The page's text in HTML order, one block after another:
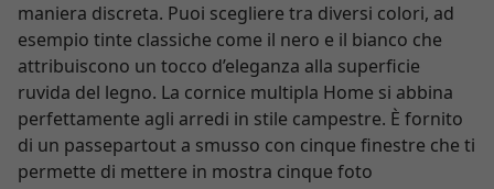
maniera discreta. Puoi scegliere tra diversi colori, ad
esempio tinte classiche come il nero e il bianco che
attribuiscono un tocco d’eleganza alla superficie
ruvida del legno. La cornice multipla Home si abbina
perfettamente agli arredi in stile campestre. È fornito
di un passepartout a smusso con cinque finestre che ti
permette di mettere in mostra cinque foto